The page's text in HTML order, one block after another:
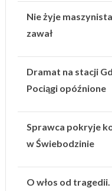
Nie żyje
zawał
Dramat na stacji
Pociągi opóźnione
Sprawca pokryje
w Świebodzinie
O włos od